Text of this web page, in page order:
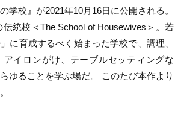
学校』が2021年10月16日に公開される。
統校＜The School of Housewives＞。若
に育成するべく始まった学校で、調理、
アイロンがけ、テーブルセッティングな
ゆることを学ぶ場だ。 このたび本作より